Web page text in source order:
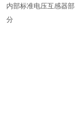
内部标准电压互感器部
分